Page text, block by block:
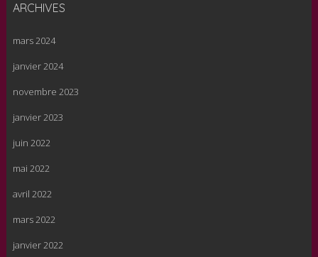
ARCHIVES
mars 2024
janvier 2024
novembre 2023
janvier 2023
juin 2022
mai 2022
avril 2022
mars 2022
janvier 2022